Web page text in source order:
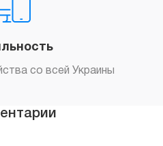
со всей Украины